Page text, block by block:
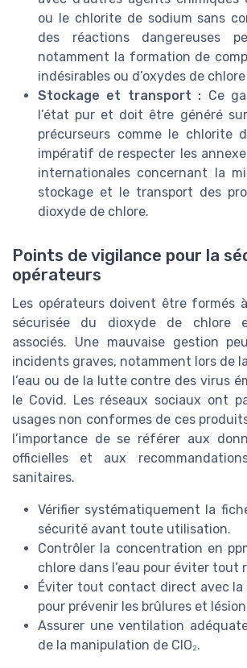
ou le chlorite de sodium sans
des réactions dangereuses
notamment la formation de
indésirables ou d’oxydes de
Stockage et transport : Ce
l’état pur et doit être généré
précurseurs comme le chlorite
impératif de respecter les
internationales concernant la
stockage et le transport des
dioxyde de chlore.
Points de vigilance pour la
opérateurs
Les opérateurs doivent être formés
sécurisée du dioxyde de chlore
associés. Une mauvaise gestion
incidents graves, notamment lors de
l’eau ou de la lutte contre des virus
le Covid. Les réseaux sociaux ont
usages non conformes de ces
l’importance de se référer aux
officielles et aux
sanitaires.
Vérifier systématiquement la
sécurité avant toute utilisation.
Contrôler la concentration en
chlore dans l’eau pour éviter tout
Éviter tout contact direct avec la
pour prévenir les brûlures et
Assurer une ventilation
de la manipulation de ClO₂.